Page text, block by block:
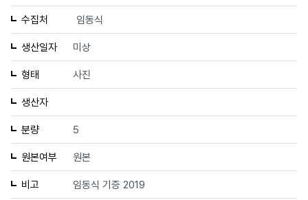
수집처 임동식
생산일자 미상
형태 사진
생산자
분량 5
원본여부 원본
비고 임동식 기증 2019